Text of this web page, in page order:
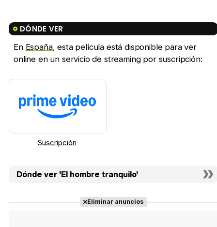
DÓNDE VER
En España, esta película está disponible para ver
online en un servicio de streaming por suscripción:
Suscripción
Dónde ver 'El hombre tranquilo'
Eliminar anuncios